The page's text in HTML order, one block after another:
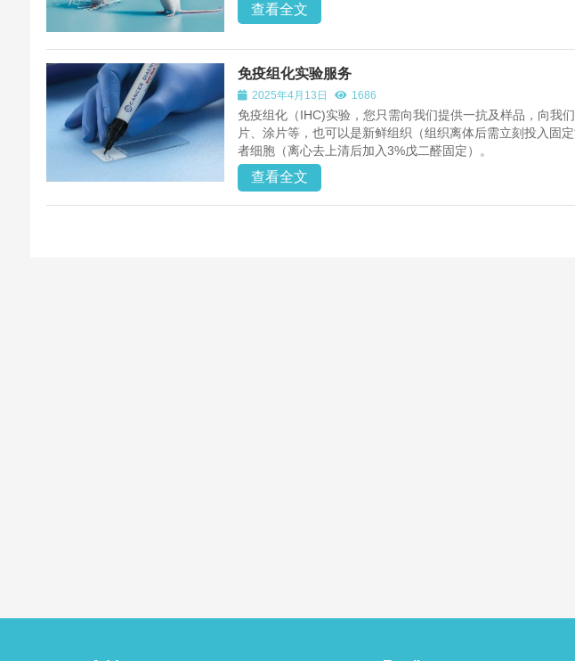
查看全文
免疫组化实验服务
2025年4月13日 1686
免疫组化（IHC)实验，您只需向我们提供一抗及样品，向我
片、涂片等，也可以是新鲜组织（组织离体后需立刻投入固
者细胞（离心去上清后加入3%戊二醛固定）。
查看全文